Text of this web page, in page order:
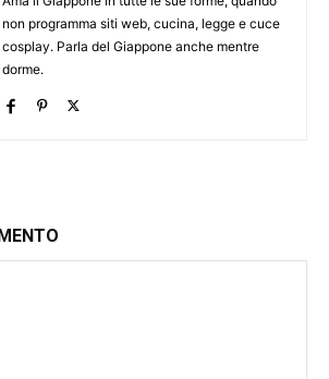
non programma siti web, cucina, legge e cuce
cosplay. Parla del Giappone anche mentre
dorme.